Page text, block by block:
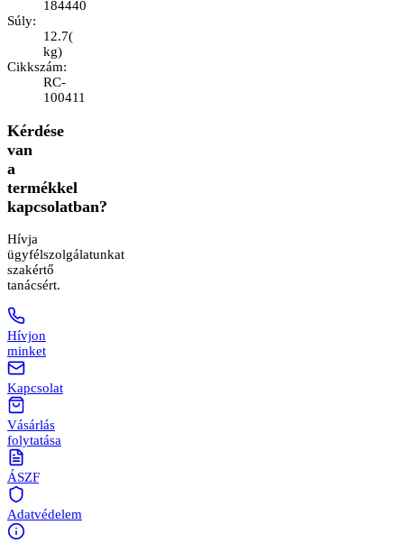
184440
Súly:
12.7(
kg)
Cikkszám:
RC-
100411
Kérdése
van
a
termékkel
kapcsolatban?
Hívja
ügyfélszolgálatunkat
szakértő
tanácsért.
Hívjon
minket
Kapcsolat
Vásárlás
folytatása
ÁSZF
Adatvédelem